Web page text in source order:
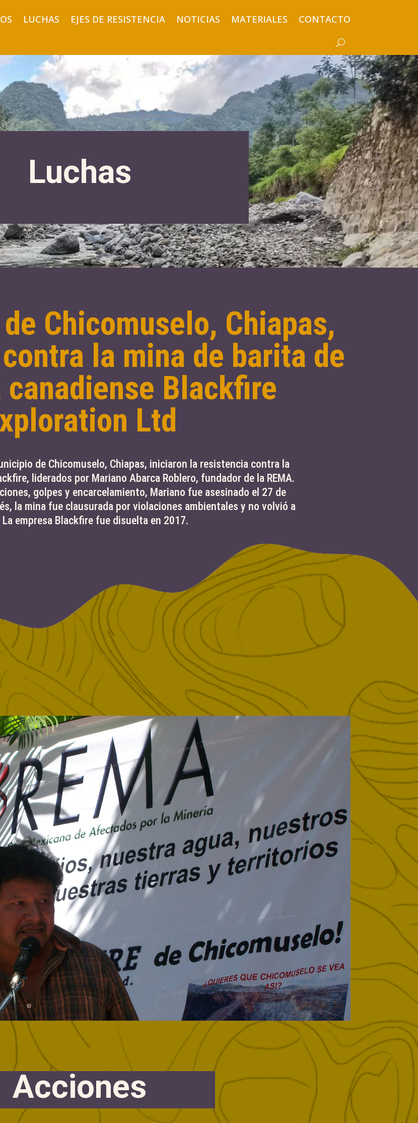
LUCHAS EJES DE RESISTENCIA NOTICIAS MATERIALES CONTACTO
Luchas
Chicomuselo, Chiapas,
la mina de barita de
canadiense Blackfire
Ltd
de Chicomuselo, Chiapas, iniciaron la resistencia contra la
liderados por Mariano Abarca Roblero, fundador de la REMA.
golpes y encarcelamiento, Mariano fue asesinado el 27 de
la mina fue clausurada por violaciones ambientales y no volvió a
La empresa Blackfire fue disuelta en 2017.
Acciones